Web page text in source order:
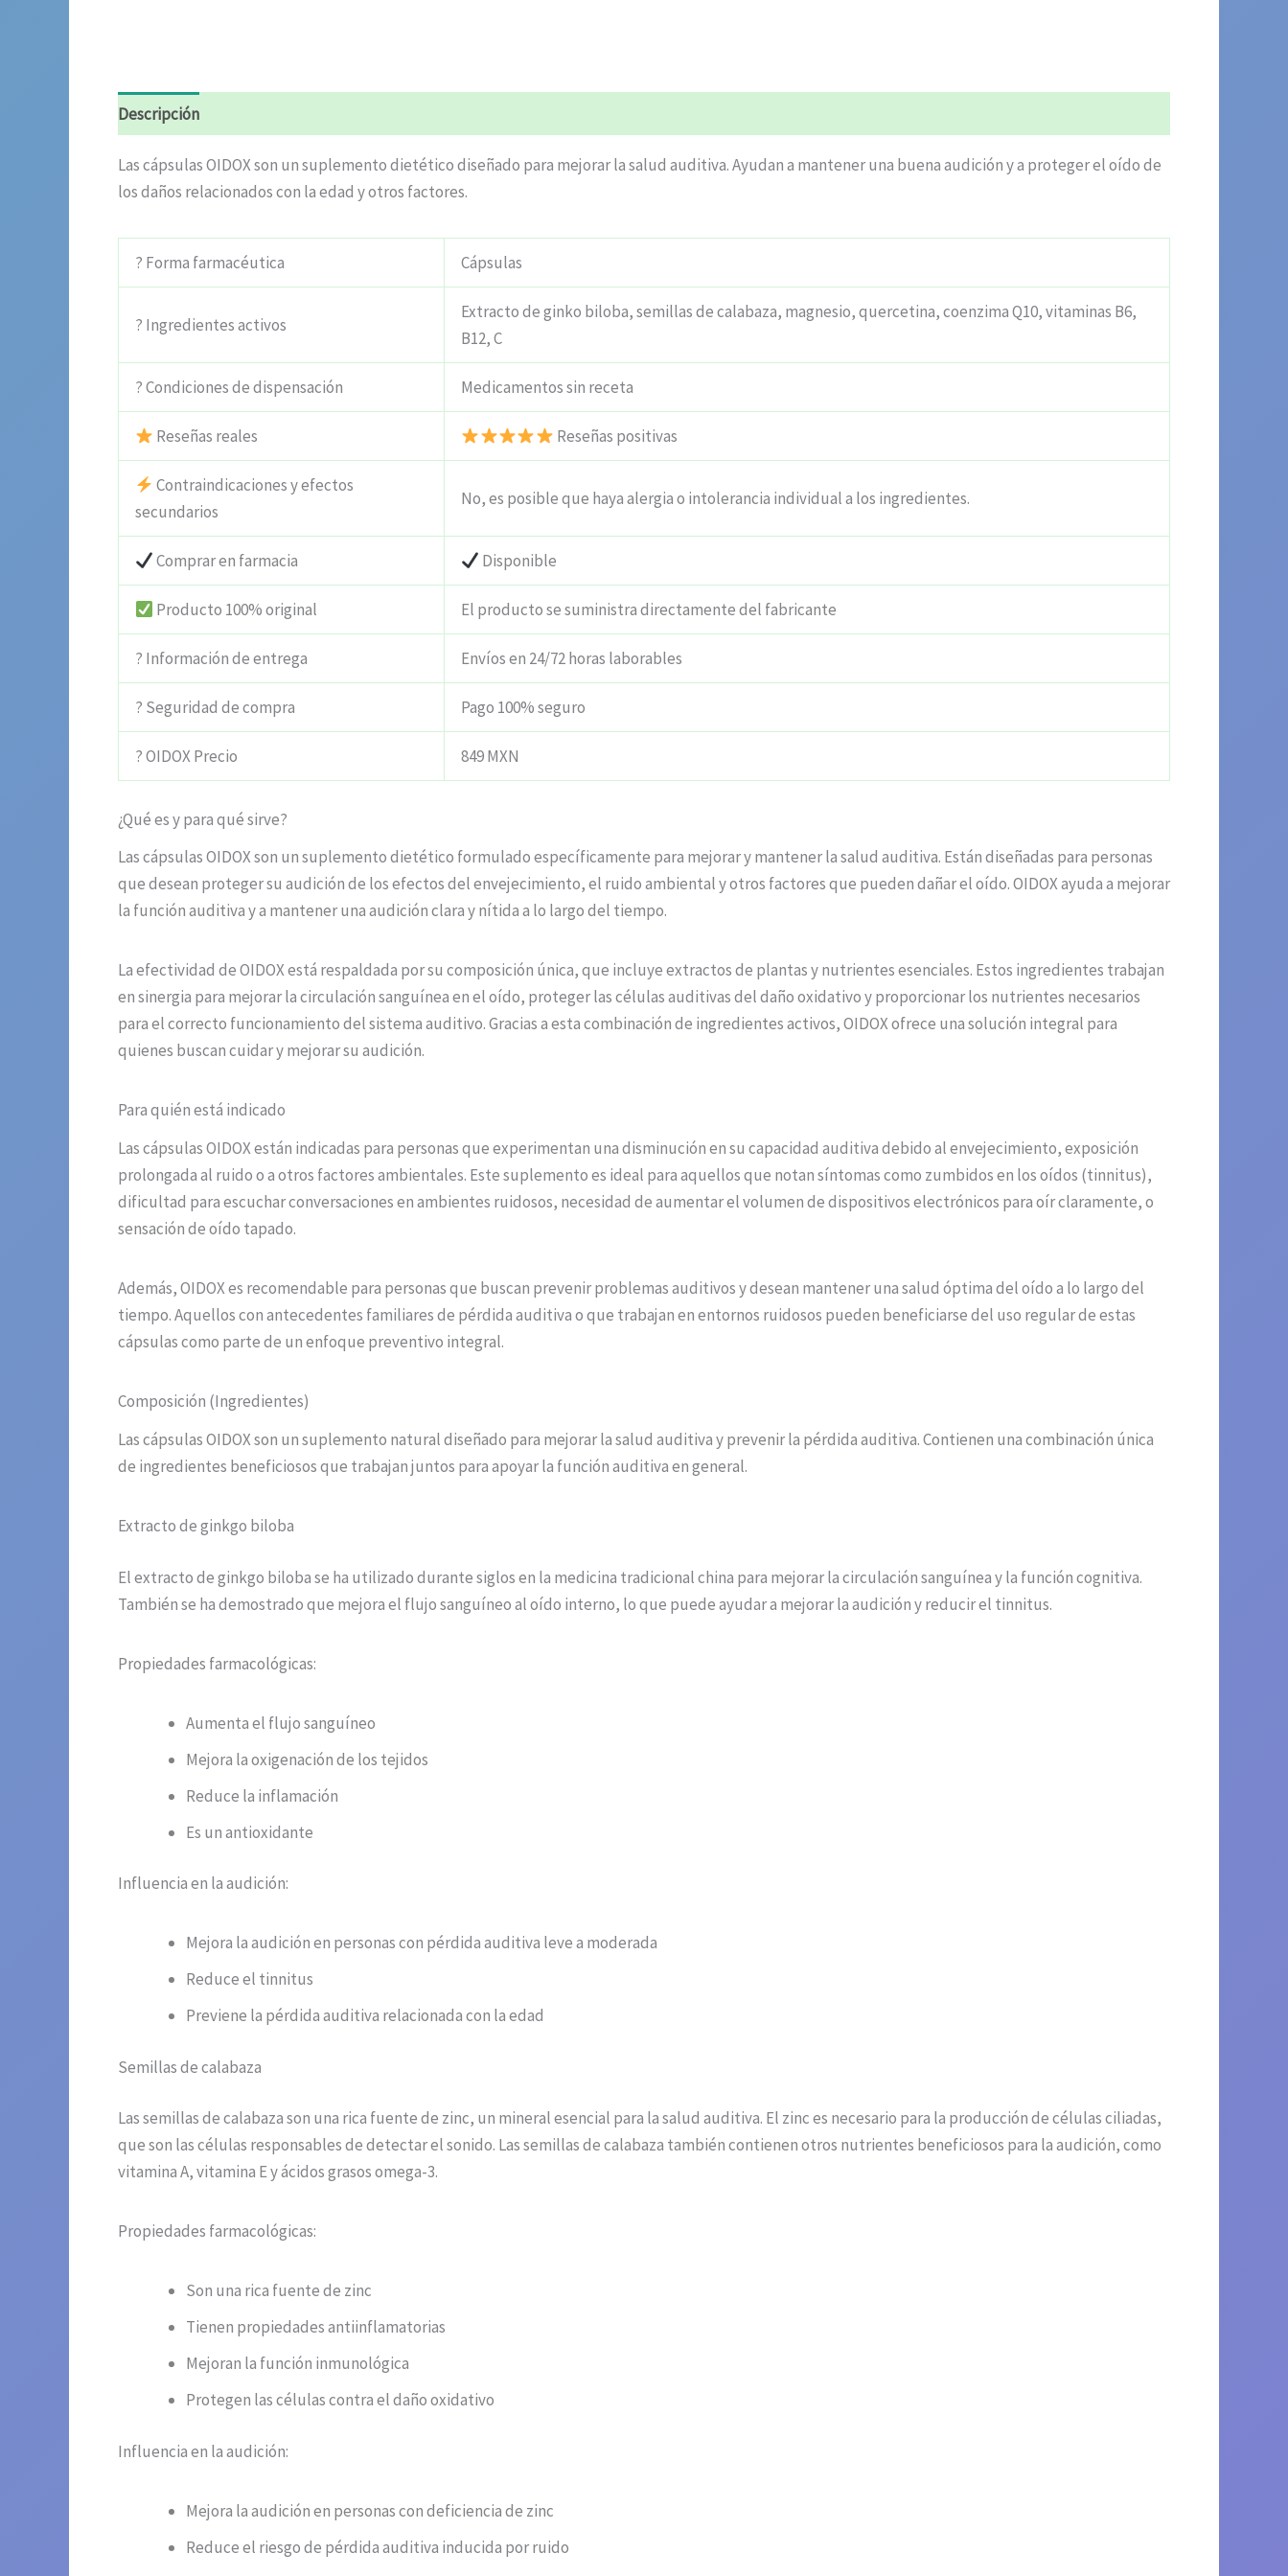
Descripción
Las cápsulas OIDOX son un suplemento dietético diseñado para mejorar la salud auditiva. Ayudan a mantener una buena audición y a proteger el oído de
los daños relacionados con la edad y otros factores.
? Forma farmacéutica Cápsulas
? Ingredientes activos
Extracto de ginko biloba, semillas de calabaza, magnesio, quercetina, coenzima Q10, vitaminas B6,
B12, C
? Condiciones de dispensación Medicamentos sin receta
Reseñas reales Reseñas positivas
Contraindicaciones y efectos
secundarios
No, es posible que haya alergia o intolerancia individual a los ingredientes.
Comprar en farmacia Disponible
Producto 100% original El producto se suministra directamente del fabricante
? Información de entrega Envíos en 24/72 horas laborables
? Seguridad de compra Pago 100% seguro
? OIDOX Precio 849 MXN
¿Qué es y para qué sirve?
Las cápsulas OIDOX son un suplemento dietético formulado específicamente para mejorar y mantener la salud auditiva. Están diseñadas para personas
que desean proteger su audición de los efectos del envejecimiento, el ruido ambiental y otros factores que pueden dañar el oído. OIDOX ayuda a mejorar
la función auditiva y a mantener una audición clara y nítida a lo largo del tiempo.
La efectividad de OIDOX está respaldada por su composición única, que incluye extractos de plantas y nutrientes esenciales. Estos ingredientes trabajan
en sinergia para mejorar la circulación sanguínea en el oído, proteger las células auditivas del daño oxidativo y proporcionar los nutrientes necesarios
para el correcto funcionamiento del sistema auditivo. Gracias a esta combinación de ingredientes activos, OIDOX ofrece una solución integral para
quienes buscan cuidar y mejorar su audición.
Para quién está indicado
Las cápsulas OIDOX están indicadas para personas que experimentan una disminución en su capacidad auditiva debido al envejecimiento, exposición
prolongada al ruido o a otros factores ambientales. Este suplemento es ideal para aquellos que notan síntomas como zumbidos en los oídos (tinnitus),
dificultad para escuchar conversaciones en ambientes ruidosos, necesidad de aumentar el volumen de dispositivos electrónicos para oír claramente, o
sensación de oído tapado.
Además, OIDOX es recomendable para personas que buscan prevenir problemas auditivos y desean mantener una salud óptima del oído a lo largo del
tiempo. Aquellos con antecedentes familiares de pérdida auditiva o que trabajan en entornos ruidosos pueden beneficiarse del uso regular de estas
cápsulas como parte de un enfoque preventivo integral.
Composición (Ingredientes)
Las cápsulas OIDOX son un suplemento natural diseñado para mejorar la salud auditiva y prevenir la pérdida auditiva. Contienen una combinación única
de ingredientes beneficiosos que trabajan juntos para apoyar la función auditiva en general.
Extracto de ginkgo biloba
El extracto de ginkgo biloba se ha utilizado durante siglos en la medicina tradicional china para mejorar la circulación sanguínea y la función cognitiva.
También se ha demostrado que mejora el flujo sanguíneo al oído interno, lo que puede ayudar a mejorar la audición y reducir el tinnitus.
Propiedades farmacológicas:
Aumenta el flujo sanguíneo
Mejora la oxigenación de los tejidos
Reduce la inflamación
Es un antioxidante
Influencia en la audición:
Mejora la audición en personas con pérdida auditiva leve a moderada
Reduce el tinnitus
Previene la pérdida auditiva relacionada con la edad
Semillas de calabaza
Las semillas de calabaza son una rica fuente de zinc, un mineral esencial para la salud auditiva. El zinc es necesario para la producción de células ciliadas,
que son las células responsables de detectar el sonido. Las semillas de calabaza también contienen otros nutrientes beneficiosos para la audición, como
vitamina A, vitamina E y ácidos grasos omega-3.
Propiedades farmacológicas:
Son una rica fuente de zinc
Tienen propiedades antiinflamatorias
Mejoran la función inmunológica
Protegen las células contra el daño oxidativo
Influencia en la audición:
Mejora la audición en personas con deficiencia de zinc
Reduce el riesgo de pérdida auditiva inducida por ruido